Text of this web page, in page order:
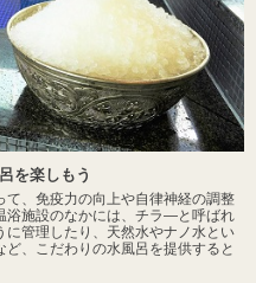
を楽しもう
、免疫力の向上や自律神経の調整
浴施設のなかには、チラ―と呼ばれ
管理したり、天然水やナノ水とい
、こだわりの水風呂を提供すると